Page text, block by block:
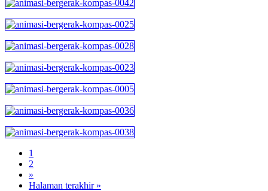
1
2
»
Halaman terakhir »